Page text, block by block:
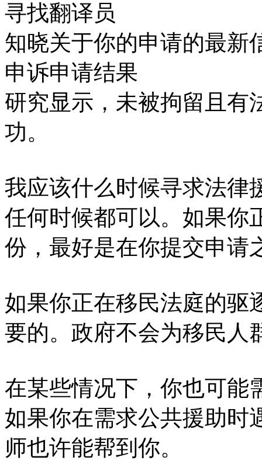
寻找翻译员
知晓关于你的申请的最新
申诉申请结果
研究显示，未被拘留且有
功。
我应该什么时候寻求法律
任何时候都可以。如果你
份，最好是在你提交申请
如果你正在移民法庭的驱
要的。政府不会为移民人
在某些情况下，你也可能
如果你在需求公共援助时
师也许能帮到你。